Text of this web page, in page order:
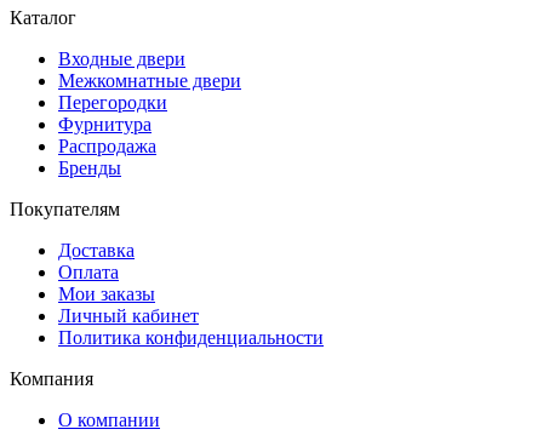
Каталог
Входные двери
Межкомнатные двери
Перегородки
Фурнитура
Распродажа
Бренды
Покупателям
Доставка
Оплата
Мои заказы
Личный кабинет
Политика конфиденциальности
Компания
О компании